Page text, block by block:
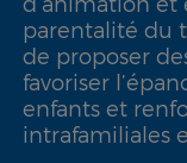
parentalité du
de proposer
favoriser
enfants et
intrafamiliales